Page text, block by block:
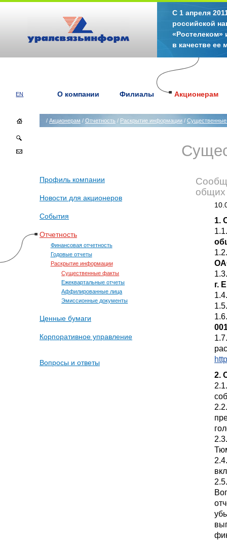
С 1 апреля
российской
«Ростелеком»
в качестве ее
EN О компании Филиалы Акционерам
/ Акционерам / Отчетность / Раскрытие информации /
Профиль компании
Новости для акционеров
События
Отчетность
Финансовая отчетность
Годовые отчеты
Раскрытие информации
Существенные факты
Ежеквартальные отчеты
Аффилированные лица
Эмиссионные документы
Ценные бумаги
Корпоративное управление
Вопросы и ответы
общих
1.
г.
2.